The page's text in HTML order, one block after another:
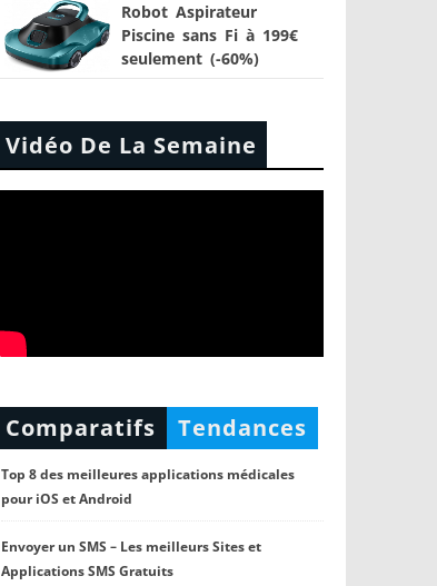
Robot Aspirateur
Piscine sans Fi à 199€
seulement (-60%)
Vidéo De La Semaine
Comparatifs Tendances
Top 8 des meilleures applications médicales
pour iOS et Android
Envoyer un SMS – Les meilleurs Sites et
Applications SMS Gratuits